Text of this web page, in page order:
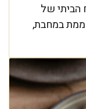
הביתי של
במחבת,